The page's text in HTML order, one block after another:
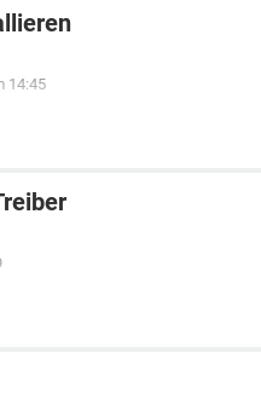
14:45